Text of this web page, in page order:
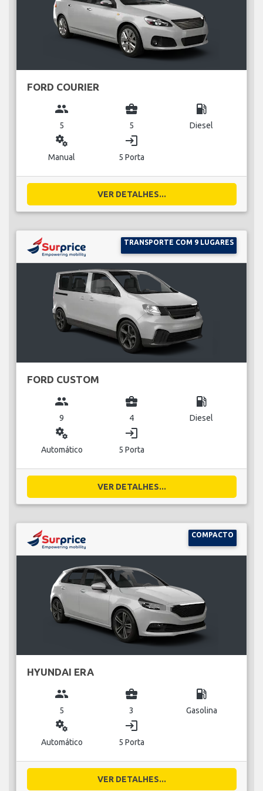
FORD COURIER
group
5
business_center
5
local_gas_station
Diesel
miscellaneous_services
Manual
login
5 Porta
VER DETALHES...
TRANSPORTE COM 9 LUGARES
FORD CUSTOM
group
9
business_center
4
local_gas_station
Diesel
miscellaneous_services
Automático
login
5 Porta
VER DETALHES...
COMPACTO
HYUNDAI ERA
group
5
business_center
3
local_gas_station
Gasolina
miscellaneous_services
Automático
login
5 Porta
VER DETALHES...